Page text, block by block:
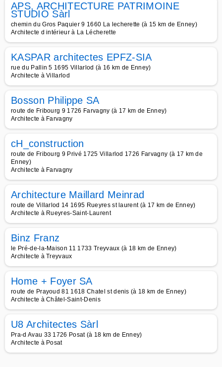
APS, ARCHITECTURE PATRIMOINE
STUDIO Sàrl
chemin du Gros Paquier 9 1660 La lecherette (à 15 km de Enney)
Architecte d intérieur à La Lécherette
KASPAR architectes EPFZ-SIA
rue du Pallin 5 1695 Villarlod (à 16 km de Enney)
Architecte à Villarlod
Bosson Philippe SA
route de Fribourg 9 1726 Farvagny (à 17 km de Enney)
Architecte à Farvagny
cH_construction
route de Fribourg 9 Privé 1725 Villarlod 1726 Farvagny (à 17 km de
Enney)
Architecte à Farvagny
Architecture Maillard Meinrad
route de Villarlod 14 1695 Rueyres st laurent (à 17 km de Enney)
Architecte à Rueyres-Saint-Laurent
Binz Franz
le Pré-de-la-Maison 11 1733 Treyvaux (à 18 km de Enney)
Architecte à Treyvaux
Home + Foyer SA
route de Prayoud 81 1618 Chatel st denis (à 18 km de Enney)
Architecte à Châtel-Saint-Denis
U8 Architectes Sàrl
Pra-d Avau 33 1726 Posat (à 18 km de Enney)
Architecte à Posat